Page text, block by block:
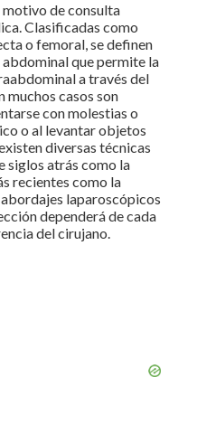
motivo de consulta
Clasificadas como
o femoral, se definen
que permite la
a través del
muchos casos son
con molestias o
o al levantar objetos
diversas técnicas
siglos atrás como la
recientes como la
laparoscópicos
dependerá de cada
del cirujano.